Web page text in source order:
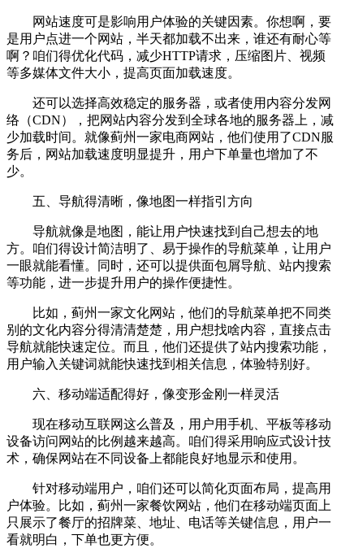
网站速度可是影响用户体验的关键因素。你想啊，要
是用户点进一个网站，半天都加载不出来，谁还有耐心等
啊？咱们得优化代码，减少HTTP请求，压缩图片、视频
等多媒体文件大小，提高页面加载速度。
还可以选择高效稳定的服务器，或者使用内容分发网
络（CDN），把网站内容分发到全球各地的服务器上，减
少加载时间。就像蓟州一家电商网站，他们使用了CDN服
务后，网站加载速度明显提升，用户下单量也增加了不
少。
五、导航得清晰，像地图一样指引方向
导航就像是地图，能让用户快速找到自己想去的地
方。咱们得设计简洁明了、易于操作的导航菜单，让用户
一眼就能看懂。同时，还可以提供面包屑导航、站内搜索
等功能，进一步提升用户的操作便捷性。
比如，蓟州一家文化网站，他们的导航菜单把不同类
别的文化内容分得清清楚楚，用户想找啥内容，直接点击
导航就能快速定位。而且，他们还提供了站内搜索功能，
用户输入关键词就能快速找到相关信息，体验特别好。
六、移动端适配得好，像变形金刚一样灵活
现在移动互联网这么普及，用户用手机、平板等移动
设备访问网站的比例越来越高。咱们得采用响应式设计技
术，确保网站在不同设备上都能良好地显示和使用。
针对移动端用户，咱们还可以简化页面布局，提高用
户体验。比如，蓟州一家餐饮网站，他们在移动端页面上
只展示了餐厅的招牌菜、地址、电话等关键信息，用户一
看就明白，下单也更方便。